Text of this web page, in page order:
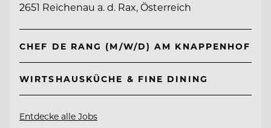
2651 Reichenau a. d. Rax, Österreich
CHEF DE RANG (M/W/D) AM KNAPPENHOF
WIRTSHAUSKÜCHE & FINE DINING
Entdecke alle Jobs